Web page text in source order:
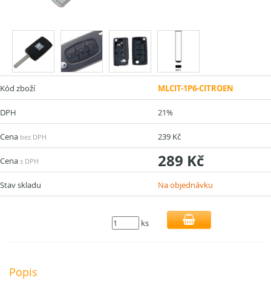
Kód zboží MLCIT-1P6-CITROEN
DPH 21%
Cena bez DPH 239 Kč
Cena s DPH 289 Kč
Stav skladu Na objednávku
ks
Popis